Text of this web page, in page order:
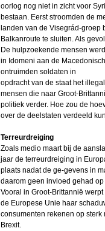
oorlog nog niet in zicht voor
bestaan. Eerst stroomden de
landen van de Visegrád-groep
Balkanroute te sluiten. Als
De hulpzoekende mensen
in Idomeni aan de
ontruimden soldaten in
opdracht van de staat het
mensen die naar Groot-
politiek verder. Hoe zou de
over de deelstaten verdeeld
Terreurdreiging
Zoals medio maart bij de
jaar de terreurdreiging in
plaats nadat de ge-gevens in
daarom geen invloed gehad
Vooral in Groot-Brittannië
de Europese Unie haar
consumenten rekenen op
Brexit.